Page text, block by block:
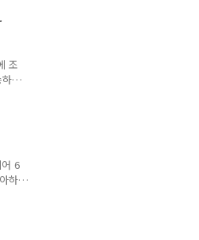
조
고
그
가
6
하
게